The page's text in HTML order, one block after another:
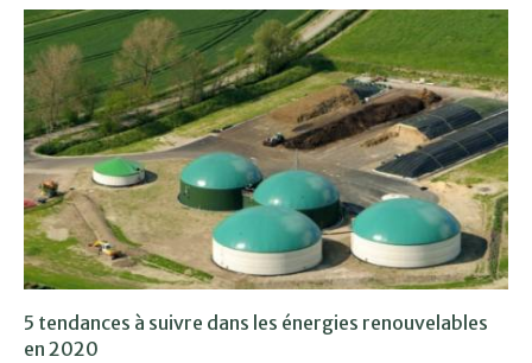
5 tendances à suivre dans les énergies renouvelables
en 2020